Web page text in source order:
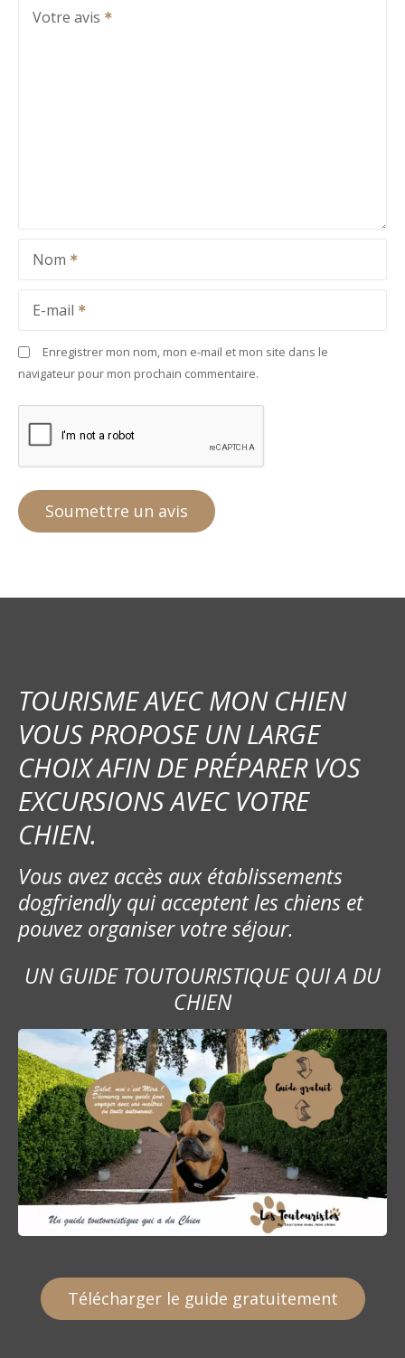
Votre avis
Nom
E-mail
Enregistrer mon nom, mon e-mail et mon site dans le
navigateur pour mon prochain commentaire.
TOURISME AVEC MON CHIEN
VOUS PROPOSE UN LARGE
CHOIX AFIN DE PRÉPARER VOS
EXCURSIONS AVEC VOTRE
CHIEN.
Vous avez accès aux établissements
dogfriendly qui acceptent les chiens et
pouvez organiser votre séjour.
UN GUIDE TOUTOURISTIQUE QUI A DU
CHIEN
Télécharger le guide gratuitement